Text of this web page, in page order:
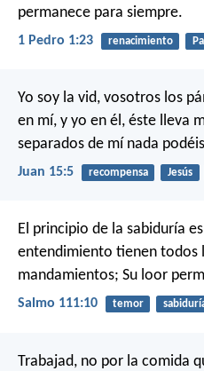
permanece para siempre.
1 Pedro 1:23 renacimiento
Yo soy la vid, vosotros los
en mí, y yo en él, éste lleva
separados de mí nada
Juan 15:5 recompensa Jesús
El principio de la sabiduría
entendimiento tienen todos
mandamientos; Su loor
Salmo 111:10 temor
Trabajad, no por la comida